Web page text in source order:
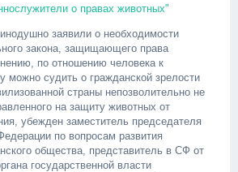
о правах животных"
заявили о необходимости
закона, защищающего права
по отношению человека к
судить о гражданской зрелости
страны непозволительно не
на защиту животных от
убежден заместитель председателя
по вопросам развития
общества, представитель в СФ от
государственной власти